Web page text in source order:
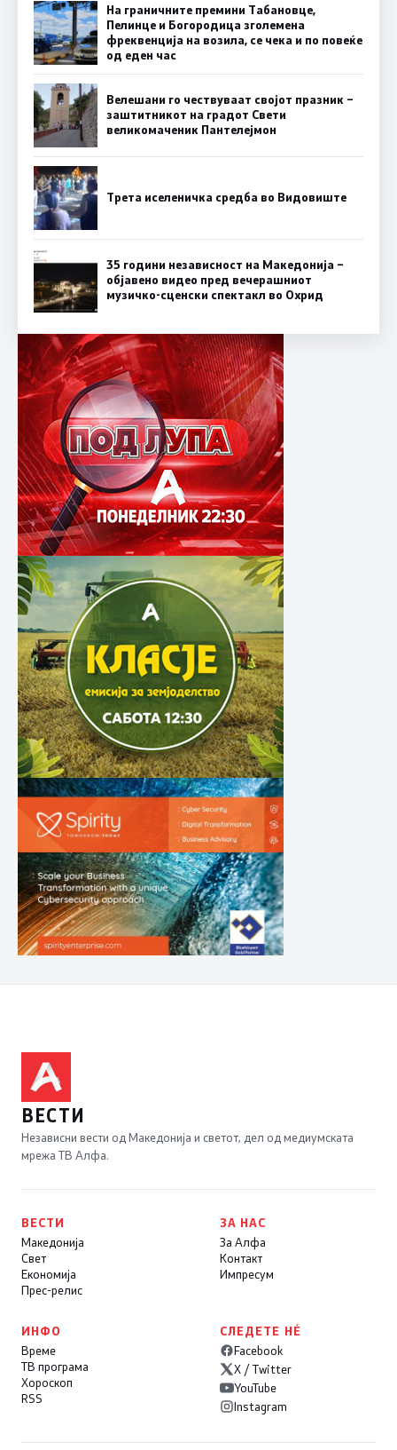
На граничните премини Табановце,
Пелинце и Богородица зголемена
фреквенција на возила, се чека и по повеќе
од еден час
Велешани го чествуваат својот празник –
заштитникот на градот Свети
великомаченик Пантелејмон
Трета иселеничка средба во Видовиште
35 години независност на Македонија –
објавено видео пред вечерашниот
музичко-сценски спектакл во Охрид
ВЕСТИ
Независни вести од Македонија и светот, дел од медиумската
мрежа ТВ Алфа.
ВЕСТИ
Македонија
Свет
Економија
Прес-релис
ЗА НАС
За Алфа
Контакт
Импресум
ИНФО
Време
ТВ програма
Хороскоп
RSS
СЛЕДЕТЕ НÉ
Facebook
X / Twitter
YouTube
Instagram